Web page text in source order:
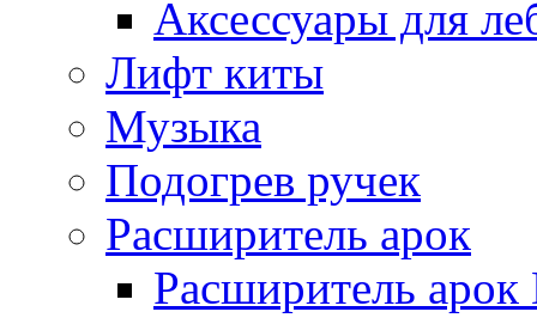
Аксессуары для
Лифт киты
Музыка
Подогрев ручек
Расширитель арок
Расширитель